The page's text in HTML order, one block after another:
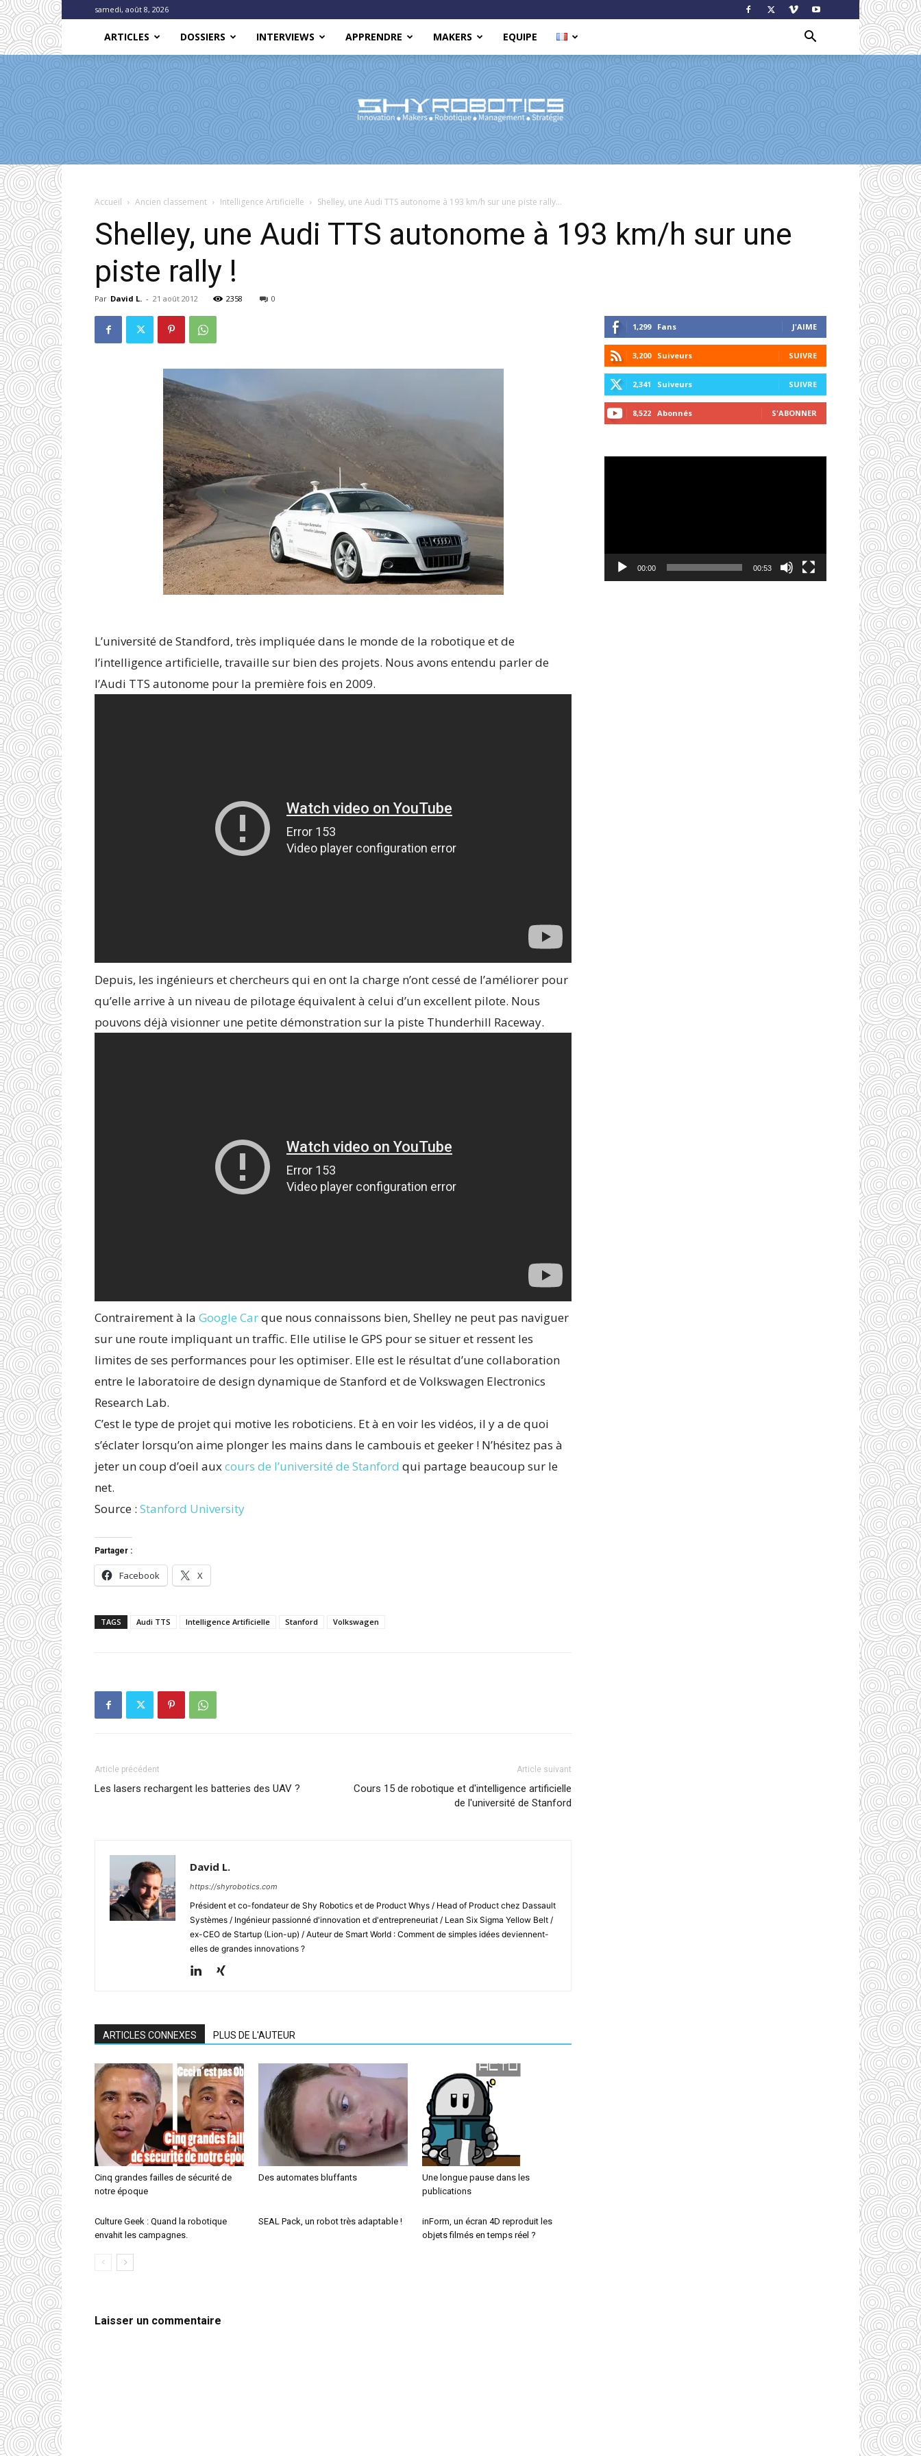
samedi, août 8, 2026
ARTICLES DOSSIERS INTERVIEWS APPRENDRE MAKERS EQUIPE
Accueil Ancien classement Intelligence Artificielle Shelley, une Audi TTS autonome à 193 km/h sur une piste rally...
Shelley, une Audi TTS autonome à 193 km/h sur une
piste rally !
Par David L. - 21 août 2012 2358 0
L’université de Standford, très impliquée dans le monde de la robotique et de
l’intelligence artificielle, travaille sur bien des projets. Nous avons entendu parler de
l’Audi TTS autonome pour la première fois en 2009.
Depuis, les ingénieurs et chercheurs qui en ont la charge n’ont cessé de l’améliorer pour
qu’elle arrive à un niveau de pilotage équivalent à celui d’un excellent pilote. Nous
pouvons déjà visionner une petite démonstration sur la piste Thunderhill Raceway.
Contrairement à la Google Carque nous connaissons bien, Shelley ne peut pas naviguer
sur une route impliquant un traffic. Elle utilise le GPS pour se situer et ressent les
limites de ses performances pour les optimiser. Elle est le résultat d’une collaboration
entre le laboratoire de design dynamique de Stanford et de Volkswagen Electronics
Research Lab.
C’est le type de projet qui motive les roboticiens. Et à en voir les vidéos, il y a de quoi
s’éclater lorsqu’on aime plonger les mains dans le cambouis et geeker ! N’hésitez pas à
jeter un coup d’oeil auxcours de l’université de Stanford qui partage beaucoup sur le
net.
Source : Stanford University
Partager :
Facebook X
TAGS Audi TTS Intelligence Artificielle Stanford Volkswagen
Article précédent
Les lasers rechargent les batteries des UAV ?
Article suivant
Cours 15 de robotique et d'intelligence artificielle
de l'université de Stanford
David L.
https://shyrobotics.com
Président et co-fondateur de Shy Robotics et de Product Whys / Head of Product chez Dassault
Systèmes / Ingénieur passionné d'innovation et d'entrepreneuriat / Lean Six Sigma Yellow Belt /
ex-CEO de Startup (Lion-up) / Auteur de Smart World : Comment de simples idées deviennent-
elles de grandes innovations ?
ARTICLES CONNEXES PLUS DE L'AUTEUR
Cinq grandes failles de sécurité de
notre époque
Des automates bluffants
Une longue pause dans les
publications
Culture Geek : Quand la robotique
envahit les campagnes.
SEAL Pack, un robot très adaptable !
inForm, un écran 4D reproduit les
objets filmés en temps réel ?
Laisser un commentaire
1,299 Fans J'AIME
3,200 Suiveurs SUIVRE
2,341 Suiveurs SUIVRE
8,522 Abonnés S'ABONNER
00:00 00:53